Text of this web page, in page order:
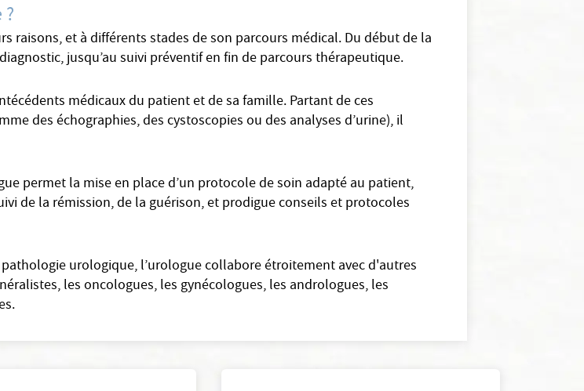
raisons, et à différents stades de son parcours médical. Du début de la
jusqu’au suivi préventif en fin de parcours thérapeutique.
médicaux du patient et de sa famille. Partant de ces
des échographies, des cystoscopies ou des analyses d’urine), il
permet la mise en place d’un protocole de soin adapté au patient,
de la rémission, de la guérison, et prodigue conseils et protocoles
urologique, l’urologue collabore étroitement avec d'autres
les oncologues, les gynécologues, les andrologues, les